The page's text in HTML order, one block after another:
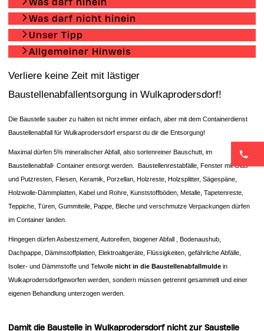
Was darf nicht hinein
Unser Tipp
Allgemeiner Hinweis
Verliere keine Zeit mit lästiger
Baustellenabfallentsorgung in Wulkaprodersdorf!
Die Baustelle sauber zu halten ist nicht immer einfach, aber mit dem Containerdienst
Baustellenabfall für Wulkaprodersdorf ersparst du dir die Entsorgung!
Maximal dürfen 5% mineralischer Abfall, also sortenreiner Bauschutt, im
Baustellenabfall- Container entsorgt werden. Baustellenrestabfälle, Fenster mit Glas-
und Putzresten, Fliesen, Keramik, Porzellan, Holzreste, Holzsplitter, Sägespäne,
Holzwolle-Dämmplatten, Kabel und Rohre, Kunststoffböden, Metalle, Tapetenreste,
Teppiche, Türen, Gummiteile, Pappe, Bleche und verschmutze Verpackungen dürfen
im Container landen.
Hingegen dürfen Asbestzement, Autoreifen, biogener Abfall , Bodenaushub,
Dachpappe, Dämmstoffplatten, Elektroaltgeräte, Flüssigkeiten, gefährliche Abfälle,
Isolier- und Dämmstoffe und Telwollenicht in die Baustellenabfallmulde in
Wulkaprodersdorfgeworfen werden, sondern müssen getrennt gesammelt und einer
eigenen Behandlung unterzogen werden.
Damit die Baustelle in Wulkaprodersdorf nicht zur Saustelle